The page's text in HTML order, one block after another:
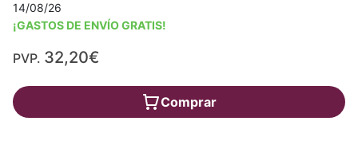
14/08/26
¡GASTOS DE ENVÍO GRATIS!
PVP. 32,20€
Comprar